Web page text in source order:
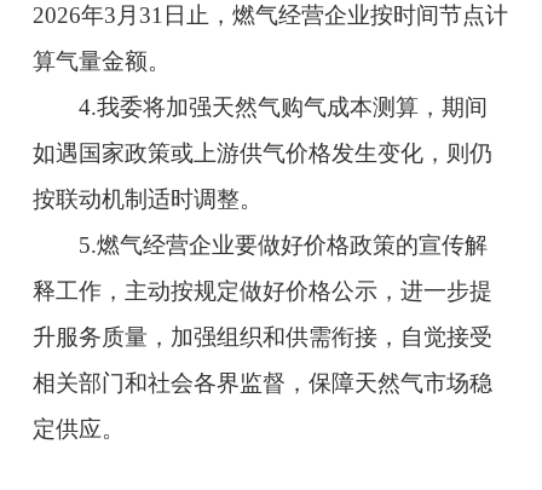
2026年3月31日止，燃气经营企业按时间节点计
算气量金额。
4.我委将加强天然气购气成本测算，期间
如遇国家政策或上游供气价格发生变化，则仍
按联动机制适时调整。
5.燃气经营企业要做好价格政策的宣传解
释工作，主动按规定做好价格公示，进一步提
升服务质量，加强组织和供需衔接，自觉接受
相关部门和社会各界监督，保障天然气市场稳
定供应。